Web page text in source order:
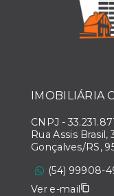
IMOBILIÁRIA
CNPJ -
Rua Assis
Gonçalves/RS,
(54) 99908-
Ver e-mail